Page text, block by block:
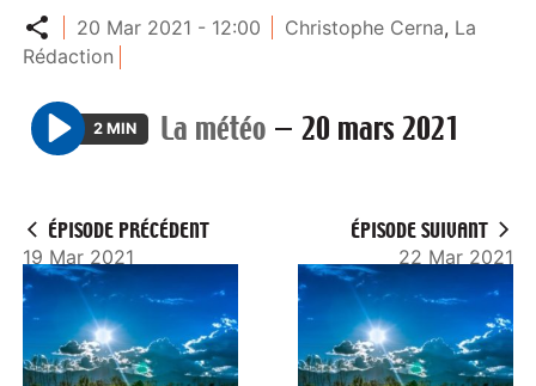
Partager
20 Mar 2021 - 12:00 Christophe Cerna, La
Rédaction
P
y
2 MIN La météo — 20 mars 2021
ÉPISODE PRÉCÉDENT
19 Mar 2021
ÉPISODE SUIVANT
22 Mar 2021